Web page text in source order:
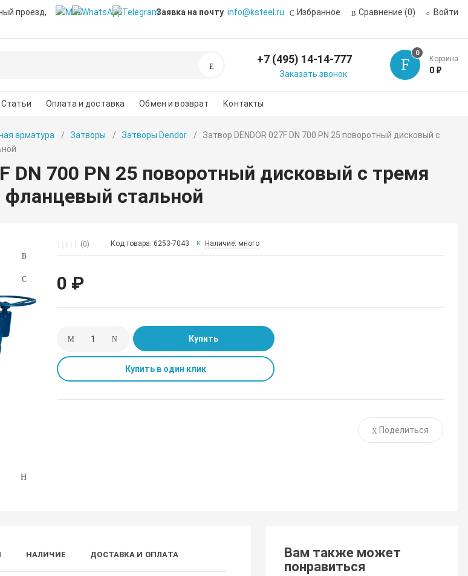
проезд,
Заявка на почту info@ksteel.ru Избранное Сравнение (0) Войти
Поиск +7 (495) 14-14-777
Заказать звонок
0
Корзина
0 ₽
Статьи Оплата и доставка Обмен и возврат Контакты
арматура Затворы Затворы Dendor
Затвор DENDOR 027F DN 700 PN 25 поворотный дисковый с
DN 700 PN 25 поворотный дисковый с тремя
фланцевый стальной
(0) Код товара: 6253-7043 Наличие: много
0 ₽
Купить
Купить в один клик
Поделиться
НАЛИЧИЕ ДОСТАВКА И ОПЛАТА
Вам также может
понравиться